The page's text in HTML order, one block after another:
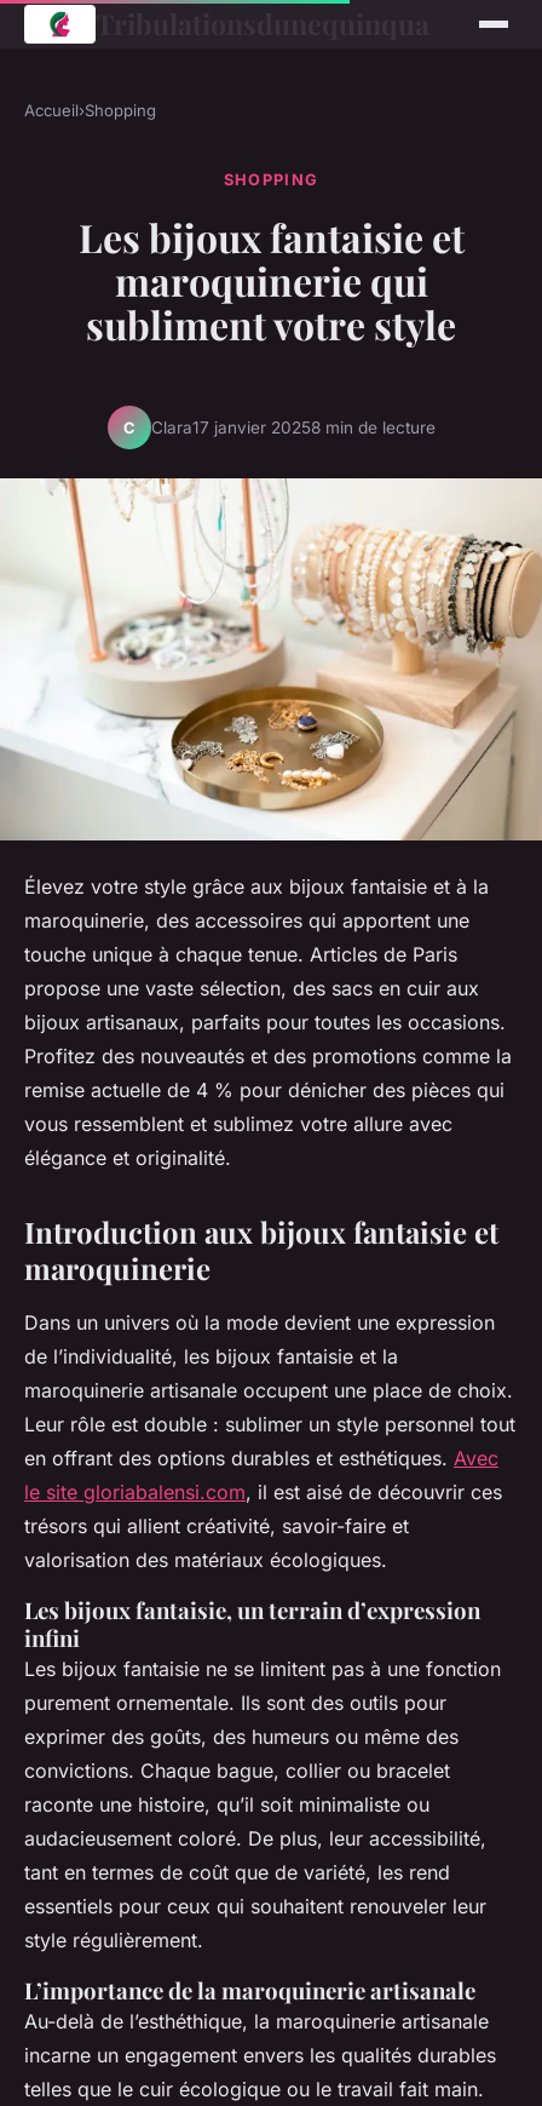
Accueil›Shopping
SHOPPING
Les bijoux fantaisie et
maroquinerie qui
subliment votre style
C Clara17 janvier 20258 min de lecture
Élevez votre style grâce aux bijoux fantaisie et à la
maroquinerie, des accessoires qui apportent une
touche unique à chaque tenue. Articles de Paris
propose une vaste sélection, des sacs en cuir aux
bijoux artisanaux, parfaits pour toutes les occasions.
Profitez des nouveautés et des promotions comme la
remise actuelle de 4 % pour dénicher des pièces qui
vous ressemblent et sublimez votre allure avec
élégance et originalité.
Introduction aux bijoux fantaisie et
maroquinerie
Dans un univers où la mode devient une expression
de l’individualité, les bijoux fantaisie et la
maroquinerie artisanale occupent une place de choix.
Leur rôle est double : sublimer un style personnel tout
en offrant des options durables et esthétiques. Avec
le site gloriabalensi.com, il est aisé de découvrir ces
trésors qui allient créativité, savoir-faire et
valorisation des matériaux écologiques.
Les bijoux fantaisie, un terrain d’expression
infini
Les bijoux fantaisie ne se limitent pas à une fonction
purement ornementale. Ils sont des outils pour
exprimer des goûts, des humeurs ou même des
convictions. Chaque bague, collier ou bracelet
raconte une histoire, qu’il soit minimaliste ou
audacieusement coloré. De plus, leur accessibilité,
tant en termes de coût que de variété, les rend
essentiels pour ceux qui souhaitent renouveler leur
style régulièrement.
L’importance de la maroquinerie artisanale
Au-delà de l’esthéthique, la maroquinerie artisanale
incarne un engagement envers les qualités durables
telles que le cuir écologique ou le travail fait main.